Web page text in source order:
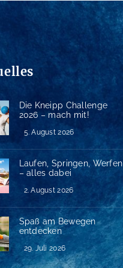
Die Kneipp Challenge
2026 – mach mit!
5. August 2026
Laufen, Springen, Werfen
– alles dabei
2. August 2026
Spaß am Bewegen
entdecken
29. Juli 2026